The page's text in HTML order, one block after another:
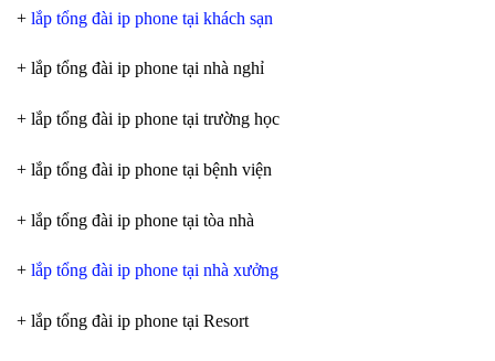
+ lắp tổng đài ip phone tại khách sạn
+ lắp tổng đài ip phone tại nhà nghỉ
+ lắp tổng đài ip phone tại trường học
+ lắp tổng đài ip phone tại bệnh viện
+ lắp tổng đài ip phone tại tòa nhà
+ lắp tổng đài ip phone tại nhà xưởng
+ lắp tổng đài ip phone tại Resort